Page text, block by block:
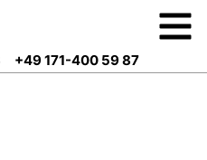
+49 171-400 59 87